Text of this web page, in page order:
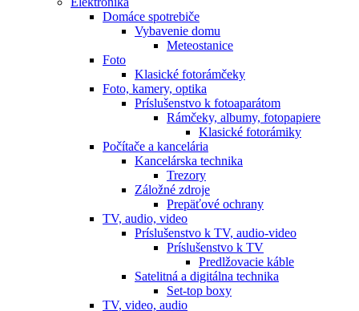
Domáce spotrebiče
Vybavenie domu
Meteostanice
Foto
Klasické fotorámčeky
Foto, kamery, optika
Príslušenstvo k fotoaparátom
Rámčeky, albumy, fotopapiere
Klasické fotorámiky
Počítače a kancelária
Kancelárska technika
Trezory
Záložné zdroje
Prepäťové ochrany
TV, audio, video
Príslušenstvo k TV, audio-video
Príslušenstvo k TV
Predlžovacie káble
Satelitná a digitálna technika
Set-top boxy
TV, video, audio